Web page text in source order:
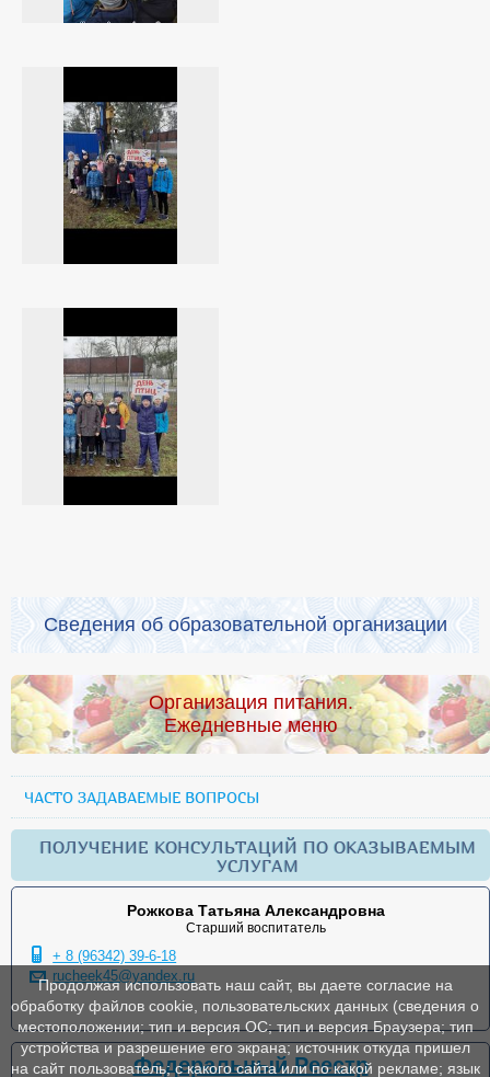
Сведения об образовательной организации
Организация питания.
Ежедневные меню
ЧАСТО ЗАДАВАЕМЫЕ ВОПРОСЫ
ПОЛУЧЕНИЕ КОНСУЛЬТАЦИЙ ПО ОКАЗЫВАЕМЫМ
УСЛУГАМ
Рожкова Татьяна Александровна
Старший воспитатель
+ 8 (96342) 39-6-18
rucheek45@yandex.ru
Федеральный Реестр
Продолжая использовать наш сайт, вы даете согласие на
обработку файлов cookie, пользовательских данных (сведения о
местоположении; тип и версия ОС; тип и версия Браузера; тип
устройства и разрешение его экрана; источник откуда пришел
на сайт пользователь; с какого сайта или по какой рекламе; язык